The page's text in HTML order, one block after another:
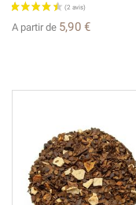
(3
A partir de 5,90 €